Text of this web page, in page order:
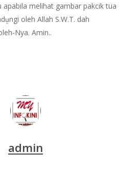
apabila melihat gambar pakcik tua
oleh Allah S.W.T. dah
Nya. Amin..
admin